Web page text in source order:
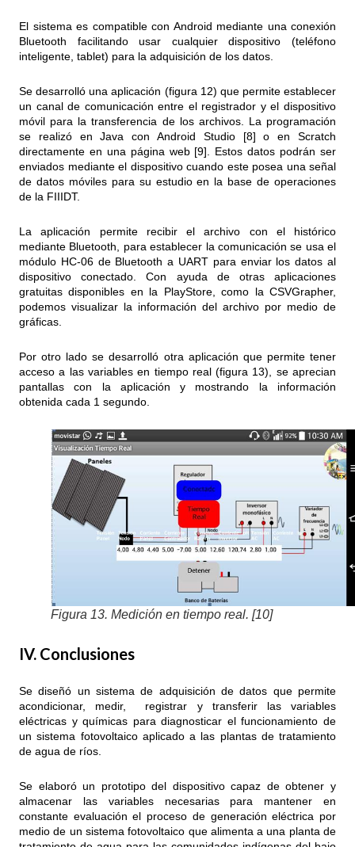
El sistema es compatible con Android mediante una conexión
Bluetooth facilitando usar cualquier dispositivo (teléfono
inteligente, tablet) para la adquisición de los datos.
Se desarrolló una aplicación (figura 12) que permite establecer
un canal de comunicación entre el registrador y el dispositivo
móvil para la transferencia de los archivos. La programación
se realizó en Java con Android Studio [8] o en Scratch
directamente en una página web [9]. Estos datos podrán ser
enviados mediante el dispositivo cuando este posea una señal
de datos móviles para su estudio en la base de operaciones
de la FIIIDT.
La aplicación permite recibir el archivo con el histórico
mediante Bluetooth, para establecer la comunicación se usa el
módulo HC-06 de Bluetooth a UART para enviar los datos al
dispositivo conectado. Con ayuda de otras aplicaciones
gratuitas disponibles en la PlayStore, como la CSVGrapher,
podemos visualizar la información del archivo por medio de
gráficas.
Por otro lado se desarrolló otra aplicación que permite tener
acceso a las variables en tiempo real (figura 13), se aprecian
pantallas con la aplicación y mostrando la información
obtenida cada 1 segundo.
Figura 13. Medición en tiempo real. [10]
IV. Conclusiones
Se diseñó un sistema de adquisición de datos que permite
acondicionar, medir, registrar y transferir las variables
eléctricas y químicas para diagnosticar el funcionamiento de
un sistema fotovoltaico aplicado a las plantas de tratamiento
de agua de ríos.
Se elaboró un prototipo del dispositivo capaz de obtener y
almacenar las variables necesarias para mantener en
constante evaluación el proceso de generación eléctrica por
medio de un sistema fotovoltaico que alimenta a una planta de